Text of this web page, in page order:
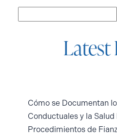
Latest
Cómo se Documentan
Conductuales y la
Procedimientos de